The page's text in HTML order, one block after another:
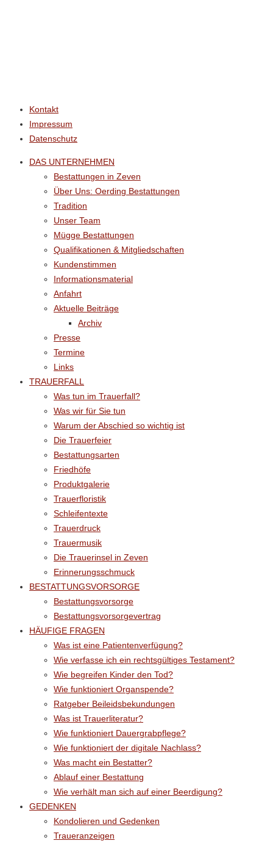
Kontakt
Impressum
Datenschutz
DAS UNTERNEHMEN
Bestattungen in Zeven
Über Uns: Oerding Bestattungen
Tradition
Unser Team
Mügge Bestattungen
Qualifikationen & Mitgliedschaften
Kundenstimmen
Informationsmaterial
Anfahrt
Aktuelle Beiträge
Archiv
Presse
Termine
Links
TRAUERFALL
Was tun im Trauerfall?
Was wir für Sie tun
Warum der Abschied so wichtig ist
Die Trauerfeier
Bestattungsarten
Friedhöfe
Produktgalerie
Trauerfloristik
Schleifentexte
Trauerdruck
Trauermusik
Die Trauerinsel in Zeven
Erinnerungsschmuck
BESTATTUNGSVORSORGE
Bestattungsvorsorge
Bestattungsvorsorgevertrag
HÄUFIGE FRAGEN
Was ist eine Patientenverfügung?
Wie verfasse ich ein rechtsgültiges Testament?
Wie begreifen Kinder den Tod?
Wie funktioniert Organspende?
Ratgeber Beileidsbekundungen
Was ist Trauerliteratur?
Wie funktioniert Dauergrabpflege?
Wie funktioniert der digitale Nachlass?
Was macht ein Bestatter?
Ablauf einer Bestattung
Wie verhält man sich auf einer Beerdigung?
GEDENKEN
Kondolieren und Gedenken
Traueranzeigen